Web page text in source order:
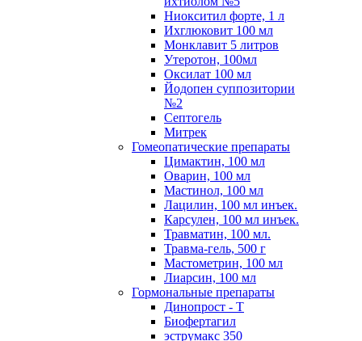
Ниокситил форте, 1 л
Ихглюковит 100 мл
Монклавит 5 литров
Утеротон, 100мл
Оксилат 100 мл
Йодопен суппозитории
№2
Септогель
Митрек
Гомеопатические препараты
Цимактин, 100 мл
Оварин, 100 мл
Мастинол, 100 мл
Лацилин, 100 мл инъек.
Карсулен, 100 мл инъек.
Травматин, 100 мл.
Травма-гель, 500 г
Мастометрин, 100 мл
Лиарсин, 100 мл
Гормональные препараты
Динопрост - Т
Биофертагил
эструмакс 350